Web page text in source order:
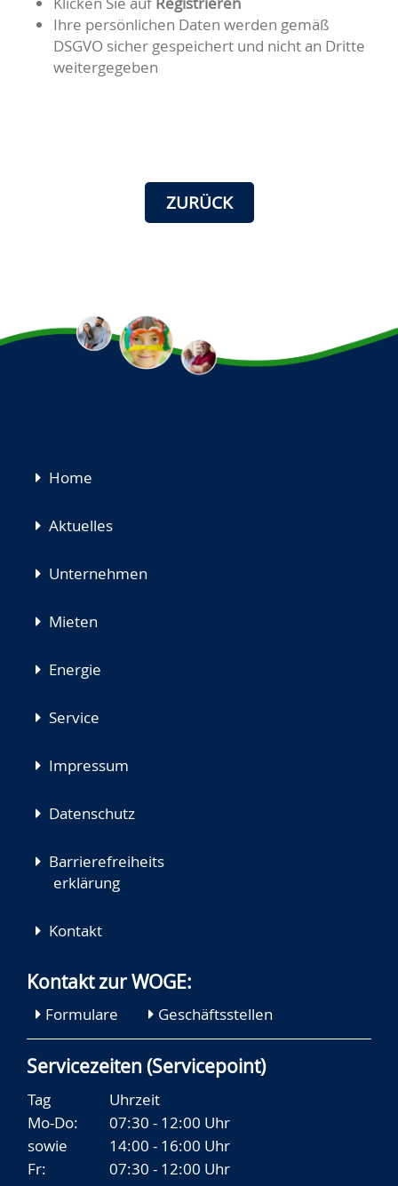
Ihre persönlichen Daten werden gemäß
DSGVO sicher gespeichert und nicht an Dritte
weitergegeben
ZURÜCK
Navigation
Home
Aktuelles
Unternehmen
Mieten
Energie
Service
Impressum
Datenschutz
Barrierefreiheits
erklärung
Kontakt
Kontakt zur WOGE:
Formulare Geschäftsstellen
Servicezeiten (Servicepoint)
Tag
Uhrzeit
Mo-Do:
07:30 - 12:00 Uhr
sowie
14:00 - 16:00 Uhr
Fr:
07:30 - 12:00 Uhr